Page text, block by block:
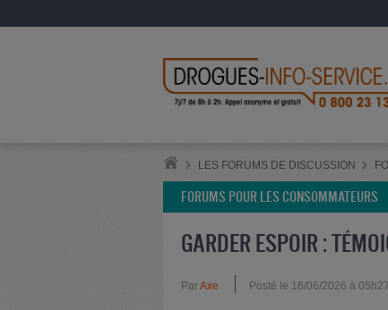
LES FORUMS DE DISCUSSION
FORUMS POUR LES CONSOMMATEURS
GARDER ESPOIR :
ParAxe Posté le 16/06/2026 à 05h27